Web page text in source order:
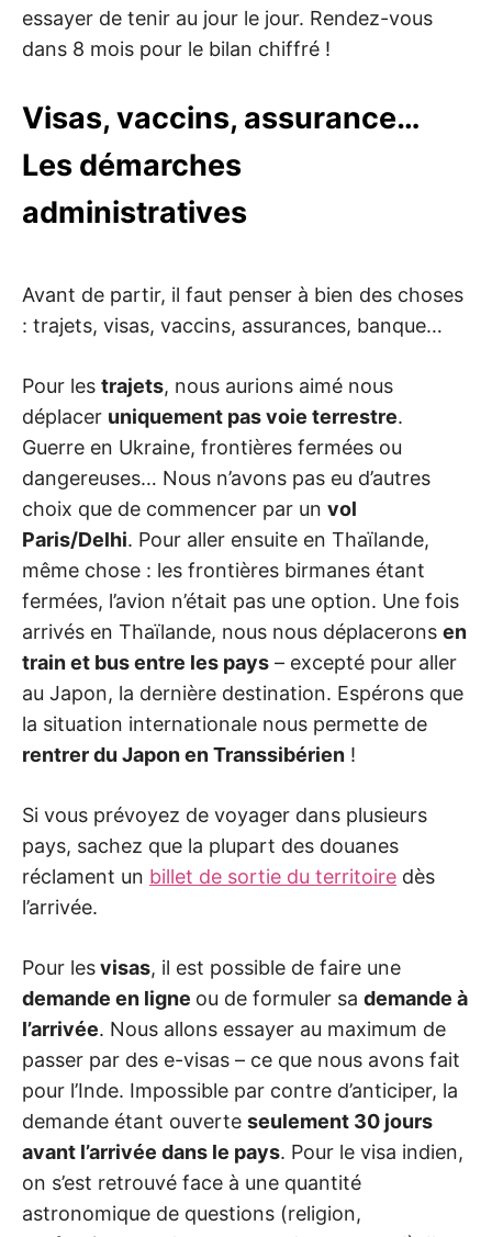
essayer de tenir au jour le jour. Rendez-vous
dans 8 mois pour le bilan chiffré !
Visas, vaccins, assurance…
Les démarches
administratives
Avant de partir, il faut penser à bien des choses
: trajets, visas, vaccins, assurances, banque…
Pour les trajets, nous aurions aimé nous
déplacer uniquement pas voie terrestre.
Guerre en Ukraine, frontières fermées ou
dangereuses… Nous n’avons pas eu d’autres
choix que de commencer par un vol
Paris/Delhi. Pour aller ensuite en Thaïlande,
même chose : les frontières birmanes étant
fermées, l’avion n’était pas une option. Une fois
arrivés en Thaïlande, nous nous déplacerons en
train et bus entre les pays – excepté pour aller
au Japon, la dernière destination. Espérons que
la situation internationale nous permette de
rentrer du Japon en Transsibérien !
Si vous prévoyez de voyager dans plusieurs
pays, sachez que la plupart des douanes
réclament un billet de sortie du territoire dès
l’arrivée.
Pour lesvisas, il est possible de faire une
demande en ligne ou de formuler sa demande à
l’arrivée. Nous allons essayer au maximum de
passer par des e-visas – ce que nous avons fait
pour l’Inde. Impossible par contre d’anticiper, la
demande étant ouverte seulement 30 jours
avant l’arrivée dans le pays. Pour le visa indien,
on s’est retrouvé face à une quantité
astronomique de questions (religion,